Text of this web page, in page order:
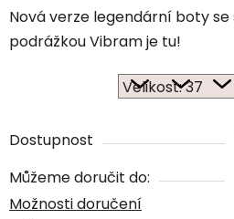
Nová verze legendární boty
podrážkou Vibram je tu!
Dostupnost
Můžeme doručit do:
Možnosti doručení